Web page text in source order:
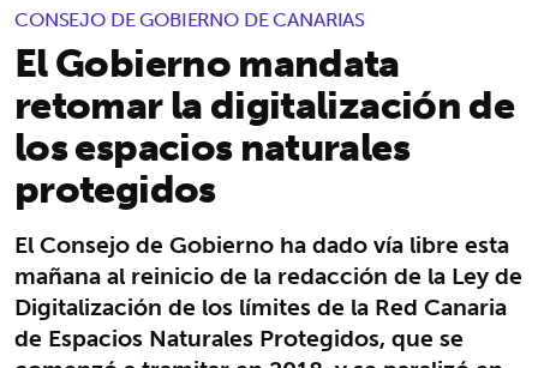
CONSEJO DE GOBIERNO DE CANARIAS
El Gobierno mandata
retomar la digitalización de
los espacios naturales
protegidos
El Consejo de Gobierno ha dado vía libre esta
mañana al reinicio de la redacción de la Ley de
Digitalización de los límites de la Red Canaria
de Espacios Naturales Protegidos, que se